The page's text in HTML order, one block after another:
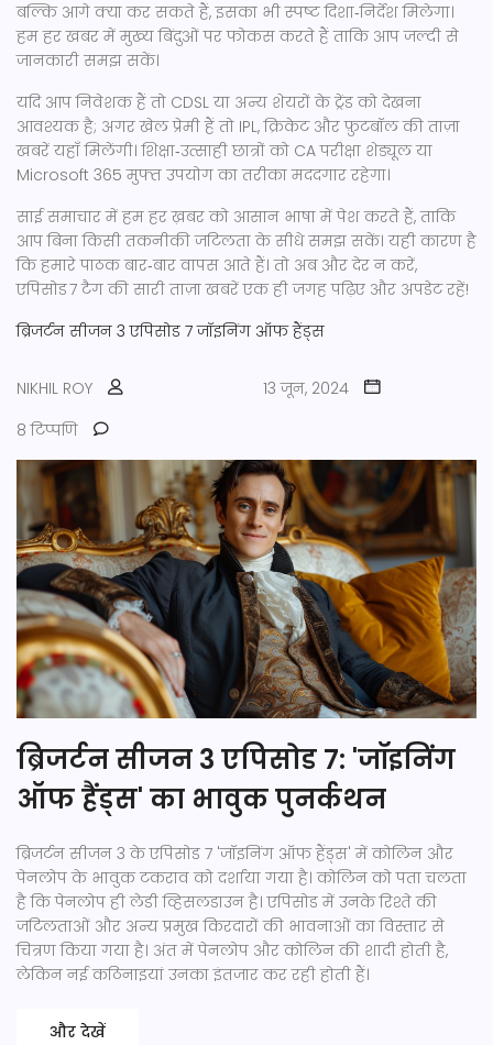
बल्कि आगे क्या कर सकते हैं, इसका भी स्पष्ट दिशा‑निर्देश मिलेगा।
हम हर खबर में मुख्य बिंदुओं पर फोकस करते हैं ताकि आप जल्दी से
जानकारी समझ सकें।
यदि आप निवेशक हैं तो CDSL या अन्य शेयरों के ट्रेंड को देखना
आवश्यक है; अगर खेल प्रेमी हैं तो IPL, क्रिकेट और फ़ुटबॉल की ताज़ा
खबरें यहाँ मिलेंगी। शिक्षा‑उत्साही छात्रों को CA परीक्षा शेड्यूल या
Microsoft 365 मुफ्त उपयोग का तरीका मददगार रहेगा।
साई समाचार में हम हर ख़बर को आसान भाषा में पेश करते हैं, ताकि
आप बिना किसी तकनीकी जटिलता के सीधे समझ सकें। यही कारण है
कि हमारे पाठक बार‑बार वापस आते हैं। तो अब और देर न करें,
एपिसोड 7 टैग की सारी ताज़ा खबरें एक ही जगह पढ़िए और अपडेट रहें!
ब्रिजर्टन सीजन 3 एपिसोड 7 जॉइनिंग ऑफ हैंड्स
NIKHIL ROY
13 जून, 2024
8 टिप्पणि
ब्रिजर्टन सीजन 3 एपिसोड 7: 'जॉइनिंग
ऑफ हैंड्स' का भावुक पुनर्कथन
ब्रिजर्टन सीजन 3 के एपिसोड 7 'जॉइनिंग ऑफ हैंड्स' में कोलिन और
पेनलोप के भावुक टकराव को दर्शाया गया है। कोलिन को पता चलता
है कि पेनलोप ही लेडी व्हिसलडाउन है। एपिसोड में उनके रिश्ते की
जटिलताओं और अन्य प्रमुख किरदारों की भावनाओं का विस्तार से
चित्रण किया गया है। अंत में पेनलोप और कोलिन की शादी होती है,
लेकिन नई कठिनाइयां उनका इंतजार कर रही होती हैं।
और देखें